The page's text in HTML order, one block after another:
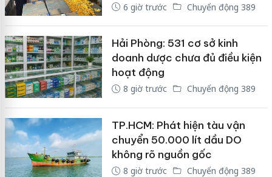
6 giờ trước Chuyển động 389
Hải Phòng: 531 cơ sở kinh
doanh dược chưa đủ điều kiện
hoạt động
8 giờ trước Chuyển động 389
TP.HCM: Phát hiện tàu vận
chuyển 50.000 lít dầu DO
không rõ nguồn gốc
8 giờ trước Chuyển động 389